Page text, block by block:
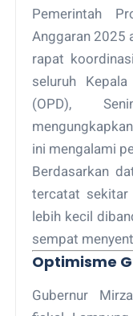
Pemerintah
Anggaran 2025
rapat
seluruh
(OPD),
ini mengalami
Berdasarkan
tercatat sekitar
lebih kecil
sempat
Optimisme
Gubernur